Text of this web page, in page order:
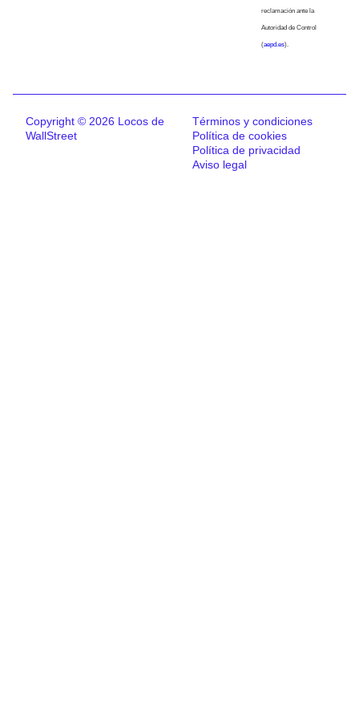
reclamación ante la
Autoridad de Control
(aepd.es).
Copyright © 2026 Locos de
WallStreet
Términos y condiciones
Política de cookies
Política de privacidad
Aviso legal